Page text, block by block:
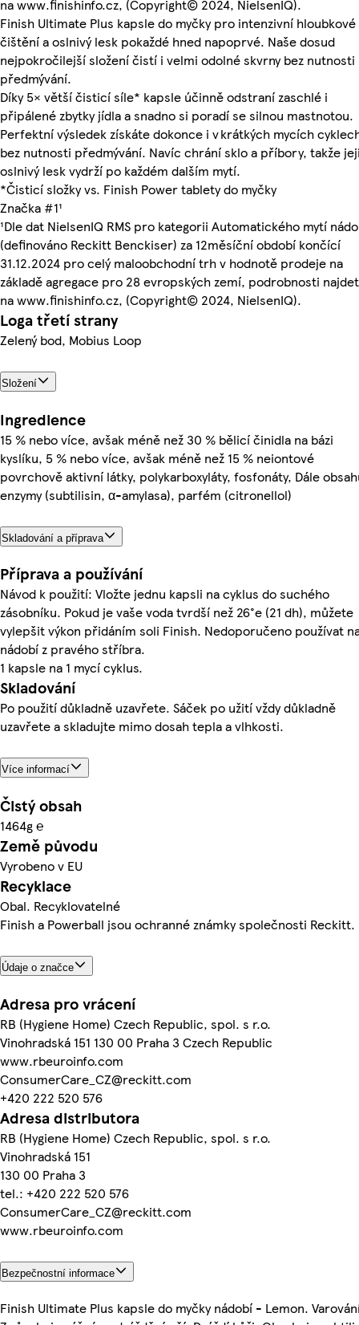
na www.finishinfo.cz, (Copyright© 2024, NielsenIQ).
Finish Ultimate Plus kapsle do myčky pro intenzivní hloubkové
čištění a oslnivý lesk pokaždé hned napoprvé. Naše dosud
nejpokročilejší složení čistí i velmi odolné skvrny bez nutnosti
předmývání.
Díky 5× větší čisticí síle* kapsle účinně odstraní zaschlé i
připálené zbytky jídla a snadno si poradí se silnou mastnotou.
Perfektní výsledek získáte dokonce i v krátkých mycích
bez nutnosti předmývání. Navíc chrání sklo a příbory, takže
oslnivý lesk vydrží po každém dalším mytí.
*Čisticí složky vs. Finish Power tablety do myčky
Značka #1¹
¹Dle dat NielsenIQ RMS pro kategorii Automatického mytí
(definováno Reckitt Benckiser) za 12měsíční období končící
31.12.2024 pro celý maloobchodní trh v hodnotě prodeje na
základě agregace pro 28 evropských zemí, podrobnosti
na www.finishinfo.cz, (Copyright© 2024, NielsenIQ).
Loga třetí strany
Zelený bod, Mobius Loop
Složení
Ingredience
15 % nebo více, avšak méně než 30 % bělicí činidla na bázi
kyslíku, 5 % nebo více, avšak méně než 15 % neiontové
povrchově aktivní látky, polykarboxyláty, fosfonáty, Dále
enzymy (subtilisin, α-amylasa), parfém (citronellol)
Skladování a příprava
Příprava a používání
Návod k použití: Vložte jednu kapsli na cyklus do suchého
zásobníku. Pokud je vaše voda tvrdší než 26°e (21 dh), můžete
vylepšit výkon přidáním soli Finish. Nedoporučeno používat
nádobí z pravého stříbra.
1 kapsle na 1 mycí cyklus.
Skladování
Po použití důkladně uzavřete. Sáček po užití vždy důkladně
uzavřete a skladujte mimo dosah tepla a vlhkosti.
Více informací
Čistý obsah
1464g ℮
Země původu
Vyrobeno v EU
Recyklace
Obal. Recyklovatelné
Finish a Powerball jsou ochranné známky společnosti Reckitt.
Údaje o značce
Adresa pro vrácení
RB (Hygiene Home) Czech Republic, spol. s r.o.
Vinohradská 151 130 00 Praha 3 Czech Republic
www.rbeuroinfo.com
ConsumerCare_CZ@reckitt.com
+420 222 520 576
Adresa distributora
RB (Hygiene Home) Czech Republic, spol. s r.o.
Vinohradská 151
130 00 Praha 3
tel.: +420 222 520 576
ConsumerCare_CZ@reckitt.com
www.rbeuroinfo.com
Bezpečnostní informace
Finish Ultimate Plus kapsle do myčky nádobí - Lemon.